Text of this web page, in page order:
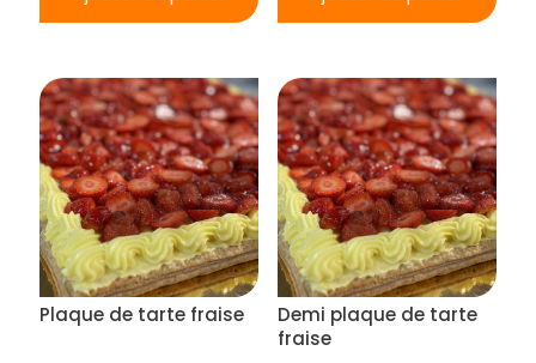
Plaque de tarte fraise
Demi plaque de tarte
fraise